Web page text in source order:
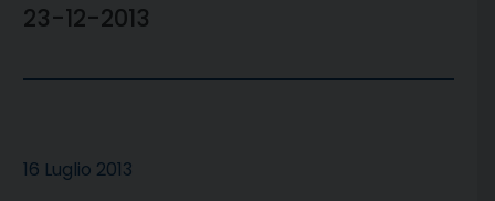
23-12-2013
16 Luglio 2013